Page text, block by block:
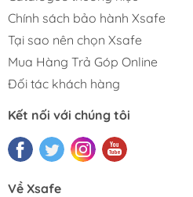
Chính sách bảo hành Xsafe
Tại sao nên chọn Xsafe
Mua Hàng Trả Góp Online
Đối tác khách hàng
Kết nối với chúng tôi
Về Xsafe